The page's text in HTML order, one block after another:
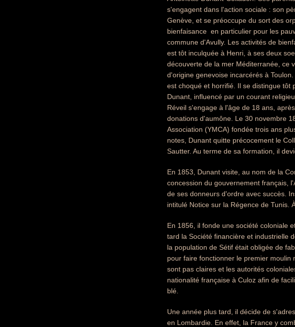
s'engagent dans l'action sociale : son
Genève, et se préoccupe du sort des
bienfaisance  en particulier pour les
commune d'Avully. Les activités de
est tôt inculquée à Henri, à ses deux
découverte de la mer Méditerranée, ce
d'origine genevoise incarcérés à
est choqué et horrifié. Il se distingue tôt
Dunant, influencé par un courant
Réveil s'engage à l'âge de 18 ans,
donations d'aumône. Le 30 novembre
Association (YMCA) fondée trois ans
notes, Dunant quitte précocement le
Sautter. Au terme de sa formation, il
En 1853, Dunant visite, au nom de la
concession du gouvernement français,
de ses donneurs d'ordre avec succès.
intitulé Notice sur la Régence de Tunis.
En 1856, il fonde une société coloniale
tard la Société financière et industrielle
la population de Sétif était obligée de
pour faire fonctionner le premier
sont pas claires et les autorités
nationalité française à Culoz afin de
blé.
Une année plus tard, il décide de
en Lombardie. En effet, la France y